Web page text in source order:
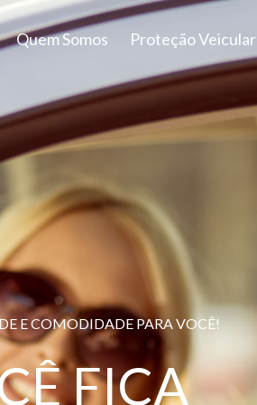
Quem Somos Proteção Veicular
E COMODIDADE PARA VOCÊ!
FICA